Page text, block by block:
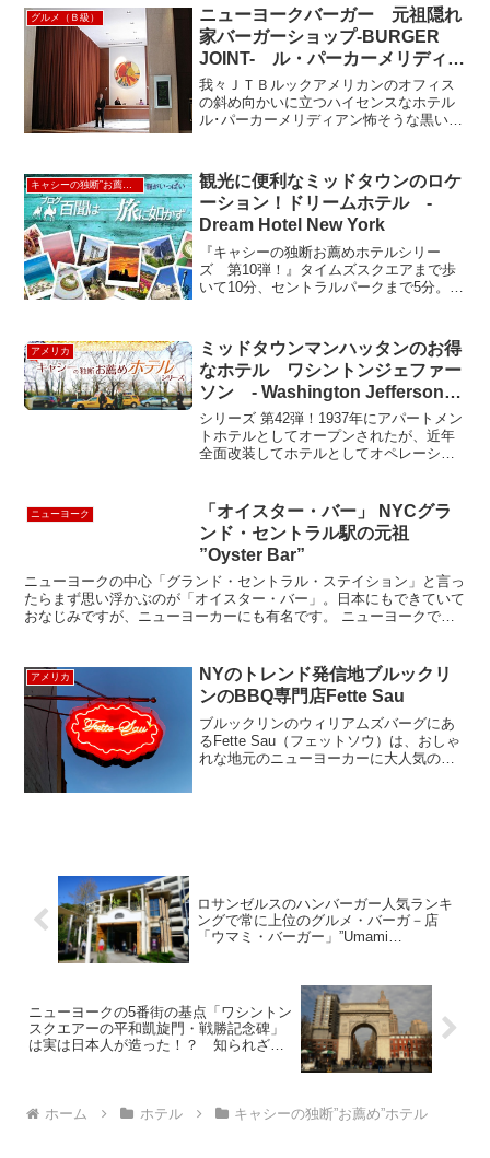
2012年、4人の友人がブライアントパーク
のホ...
グルメ（Ｂ級）
ニューヨークバーガー 元祖隠れ
家バーガーショップ-BURGER
JOINT- ル・パーカーメリディア
ン
我々ＪＴＢルックアメリカンのオフィス
の斜め向かいに立つハイセンスなホテル
ル･パーカーメリディアン怖そうな黒いス
っているのですがこのカーテン手前細い
通路が。。。。。一見 関...
観光に便利なミッドタウンのロケ
ーション！ドリームホテル -
Dream Hotel New York
『キャシーの独断お薦めホテルシリー
ズ 第10弾！』タイムズスクエアまで歩
いて10分、セントラルパークまで5分。カ
ご紹介！！ロビーには、大きなフィッシ
ュタンクと、ア...
アメリカ
ミッドタウンマンハッタンのお得
なホテル ワシントンジェファー
ソン - Washington Jefferson
Hotel
シリーズ 第42弾！1937年にアパートメン
トホテルとしてオープンされたが、近年
全面改装してホテルとしてオペレーショ
ある。この辺りは、私が最初にNYCに住
みにやって...
ニューヨーク
「オイスター・バー」 NYCグラ
ンド・セントラル駅の元祖
”Oyster Bar”
ニューヨークの中心「グランド・セントラル・ステイション」と言っ
たらまず思い浮かぶのが「オイスター・バー」。日本にもできていて
おなじみですが、ニューヨーカーにも有名です。 ニューヨークでも
アメリカ
NYのトレンド発信地ブルックリ
ンのBBQ専門店Fette Sau
ブルックリンのウィリアムズバーグにあ
るFette Sau（フェットソウ）は、おしゃ
れな地元のニューヨーカーに大人気のベ
ロサンゼルスのハンバーガー人気ランキ
ングで常に上位のグルメ・バーガ－店
「ウマミ・バーガー」”Umami
ニューヨークの5番街の基点「ワシントン
スクエアーの平和凱旋門・戦勝記念碑」
は実は日本人が造った！？ 知られざる
ホーム ホテル キャシーの独断”お薦め”ホテル